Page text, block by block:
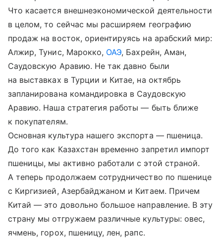
Что касается внешнеэкономической деятельности
в целом, то сейчас мы расширяем географию
продаж на восток, ориентируясь на арабский мир:
Алжир, Тунис, Марокко, ОАЭ, Бахрейн, Аман,
Саудовскую Аравию. Не так давно были
на выставках в Турции и Китае, на октябрь
запланирована командировка в Саудовскую
Аравию. Наша стратегия работы — быть ближе
к покупателям.
Основная культура нашего экспорта — пшеница.
До того как Казахстан временно запретил импорт
пшеницы, мы активно работали с этой страной.
А теперь продолжаем сотрудничество по пшенице
с Киргизией, Азербайджаном и Китаем. Причем
Китай — это довольно большое направление. В эту
страну мы отгружаем различные культуры: овес,
ячмень, горох, пшеницу, лен, рапс.